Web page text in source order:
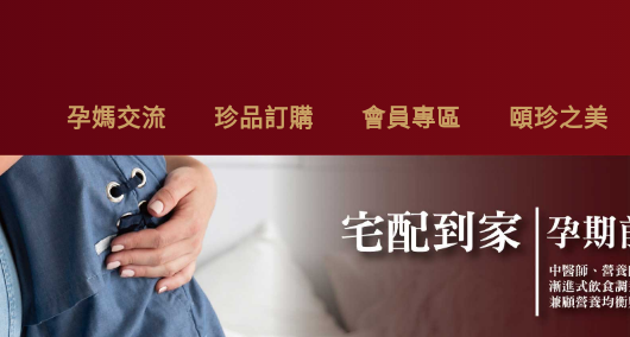
孕媽交流
最新消息
專欄作家
影片分享
珍品訂購
麗計畫
理食材套組
系列
會員專區
購物車
頤珍之美
聯絡我們
隱私權聲明